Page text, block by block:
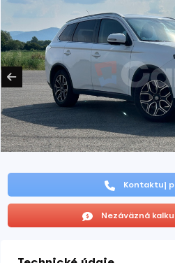
Kontaktuj
Nezáväzná